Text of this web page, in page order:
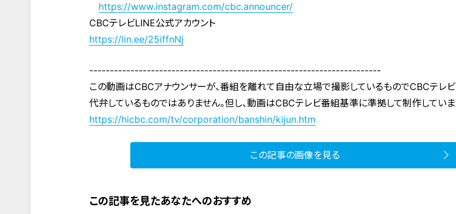
https://www.instagram.com/cbc.announcer/
CBCテレビLINE公式アカウント
https://lin.ee/25iffnNj
-----------------------------------------------------------------------
この動画はCBCアナウンサーが、番組を離れて自由な立場で撮影しているものでCBCテレ
代弁しているものではありません。但し、動画はCBCテレビ番組基準に準拠して制作していま
https://hicbc.com/tv/corporation/banshin/kijun.htm
この記事の画像を見る
この記事を見たあなたへのおすすめ